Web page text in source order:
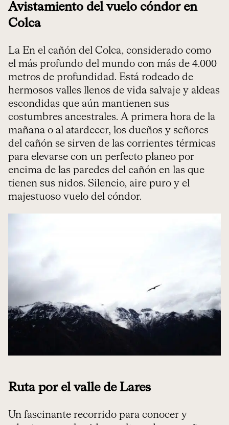
Avistamiento del vuelo cóndor en
Colca
La En el cañón del Colca, considerado como
el más profundo del mundo con más de 4.000
metros de profundidad. Está rodeado de
hermosos valles llenos de vida salvaje y aldeas
escondidas que aún mantienen sus
costumbres ancestrales. A primera hora de la
mañana o al atardecer, los dueños y señores
del cañón se sirven de las corrientes térmicas
para elevarse con un perfecto planeo por
encima de las paredes del cañón en las que
tienen sus nidos. Silencio, aire puro y el
majestuoso vuelo del cóndor.
Ruta por el valle de Lares
Un fascinante recorrido para conocer y